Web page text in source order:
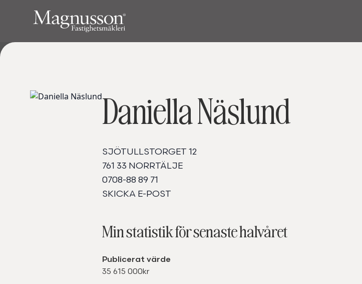
Daniella Näslund
SJÖTULLSTORGET 12
761 33 NORRTÄLJE
0708-88 89 71
SKICKA E-POST
Min statistik för senaste halvåret
Publicerat värde
35 615 000kr